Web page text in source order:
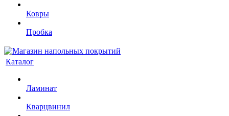
Ковры
Пробка
Каталог
Ламинат
Кварцвинил